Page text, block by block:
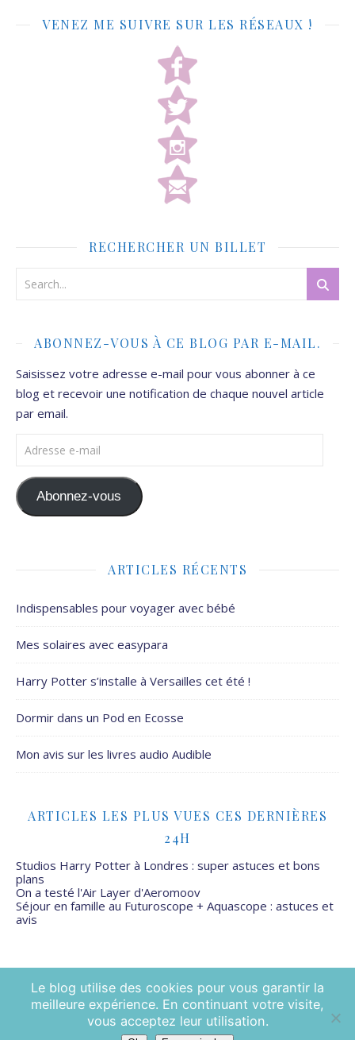
VENEZ ME SUIVRE SUR LES RÉSEAUX !
RECHERCHER UN BILLET
ABONNEZ-VOUS À CE BLOG PAR E-MAIL.
Saisissez votre adresse e-mail pour vous abonner à ce
blog et recevoir une notification de chaque nouvel article
par email.
Adresse e-mail
Abonnez-vous
ARTICLES RÉCENTS
Indispensables pour voyager avec bébé
Mes solaires avec easypara
Harry Potter s’installe à Versailles cet été !
Dormir dans un Pod en Ecosse
Mon avis sur les livres audio Audible
ARTICLES LES PLUS VUES CES DERNIÈRES
24H
Studios Harry Potter à Londres : super astuces et bons
plans
On a testé l'Air Layer d'Aeromoov
Séjour en famille au Futuroscope + Aquascope : astuces et
avis
Mamans Mais Pas Que - 2026 ©
Le blog utilise des cookies pour vous garantir la
meilleure expérience. En continuant votre visite,
vous acceptez leur utilisation.